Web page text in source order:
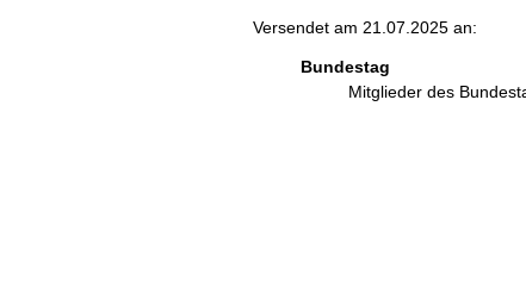
Versendet am 21.07.2025 an:
Bundestag
Mitglieder des